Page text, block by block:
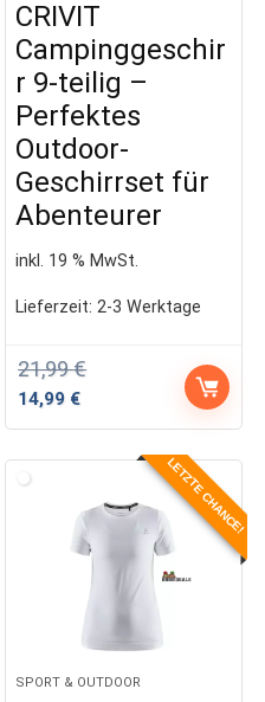
CRIVIT
Campinggeschir
r 9-teilig –
Perfektes
Outdoor-
Geschirrset für
Abenteurer
21,99€
Ursprünglicher
14,99 €Aktueller
14,99 €.
inkl. 19 % MwSt.
Lieferzeit:2-3 Werktage
LETZTE CHANCE!
SPORT & OUTDOOR